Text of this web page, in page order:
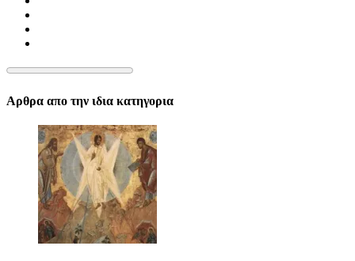
Αρθρα απο την ιδια κατηγορια